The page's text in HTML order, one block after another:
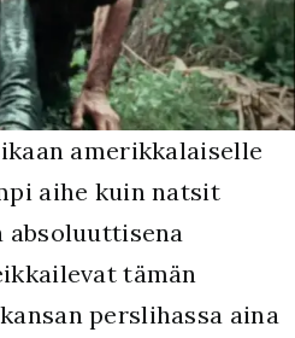
amerikkalaiselle
aihe kuin natsit
absoluuttisena
tämän
perslihassa aina